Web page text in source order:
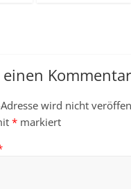
einen Kommentar
wird nicht
* markiert